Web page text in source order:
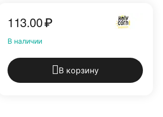
113.00₽
В наличии
В корзину